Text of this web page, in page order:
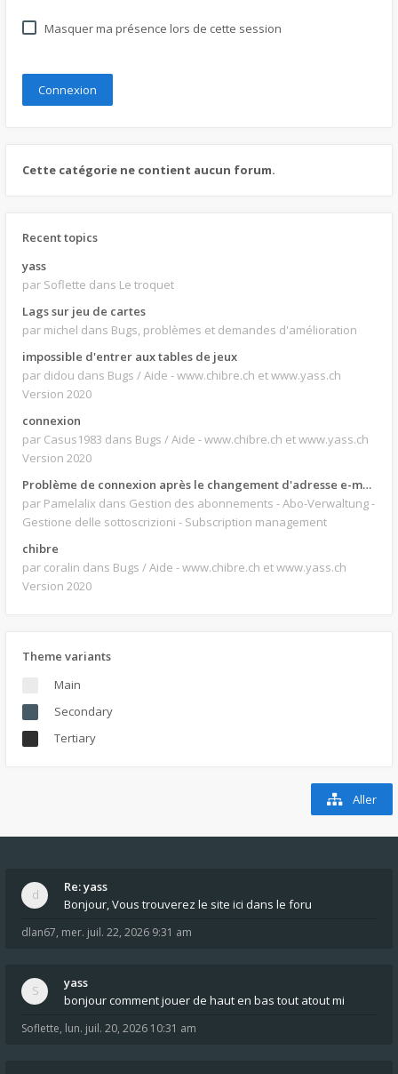
Masquer ma présence lors de cette session
Cette catégorie ne contient aucun forum.
Recent topics
yass
par Soflette dans Le troquet
Lags sur jeu de cartes
par michel dans Bugs, problèmes et demandes d'amélioration
impossible d'entrer aux tables de jeux
par didou dans Bugs / Aide - www.chibre.ch et www.yass.ch
Version 2020
connexion
par Casus1983 dans Bugs / Aide - www.chibre.ch et www.yass.ch
Version 2020
Problème de connexion après le changement d'adresse e-mail.
par Pamelalix dans Gestion des abonnements - Abo-Verwaltung -
Gestione delle sottoscrizioni - Subscription management
chibre
par coralin dans Bugs / Aide - www.chibre.ch et www.yass.ch
Version 2020
Theme variants
Main
Secondary
Tertiary
Aller
Re: yass
Bonjour, Vous trouverez le site ici dans le foru
dlan67, mer. juil. 22, 2026 9:31 am
yass
bonjour comment jouer de haut en bas tout atout mi
Soflette, lun. juil. 20, 2026 10:31 am